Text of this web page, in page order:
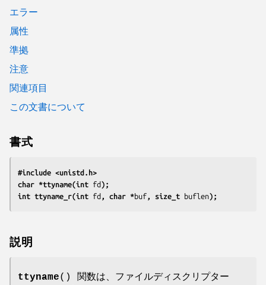
エラー
属性
準拠
注意
関連項目
この文書について
書式
#include <unistd.h>
char *ttyname(int fd);
int ttyname_r(int fd , char *buf , size_t buflen);
説明
ttyname() 関数は、ファイルディスクリプター